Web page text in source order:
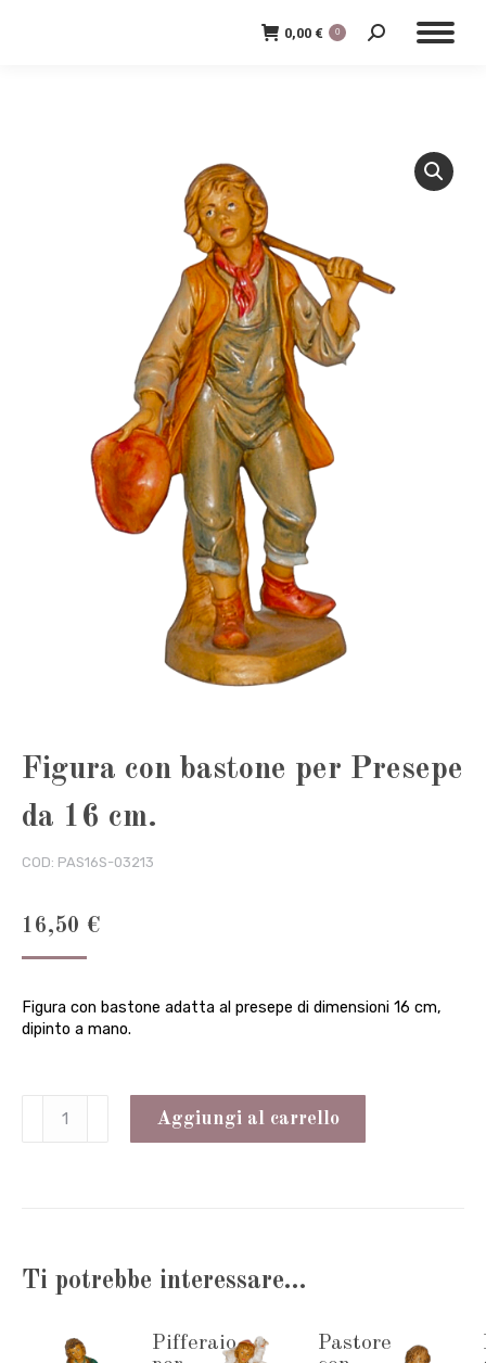
0,00 € 0 Cerca:
Figura con bastone per Presepe
da 16 cm.
COD: PAS16S-03213
16,50 €
Figura con bastone adatta al presepe di dimensioni 16 cm,
dipinto a mano.
Figura
con
da
Aggiungi al carrello
Ti potrebbe interessare…
Pifferaio
Pastore